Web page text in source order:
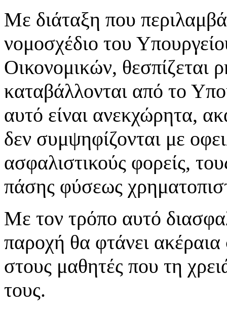
Με διάταξη που
νομοσχέδιο του
Οικονομικών, θεσπίζεται
καταβάλλονται από το
αυτό είναι ανεκχώρητα,
δεν συμψηφίζονται με
ασφαλιστικούς φορείς,
πάσης φύσεως
Με τον τρόπο αυτό
παροχή θα φτάνει
στους μαθητές που τη
τους.